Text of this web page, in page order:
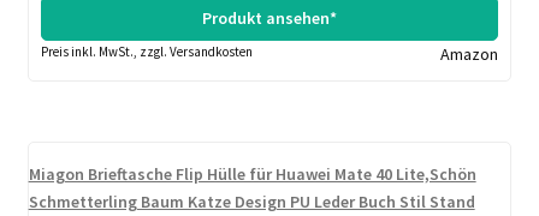
Produkt ansehen*
Preis inkl. MwSt., zzgl. Versandkosten Amazon
Miagon Brieftasche Flip Hülle für Huawei Mate 40 Lite,Schön
Schmetterling Baum Katze Design PU Leder Buch Stil Stand